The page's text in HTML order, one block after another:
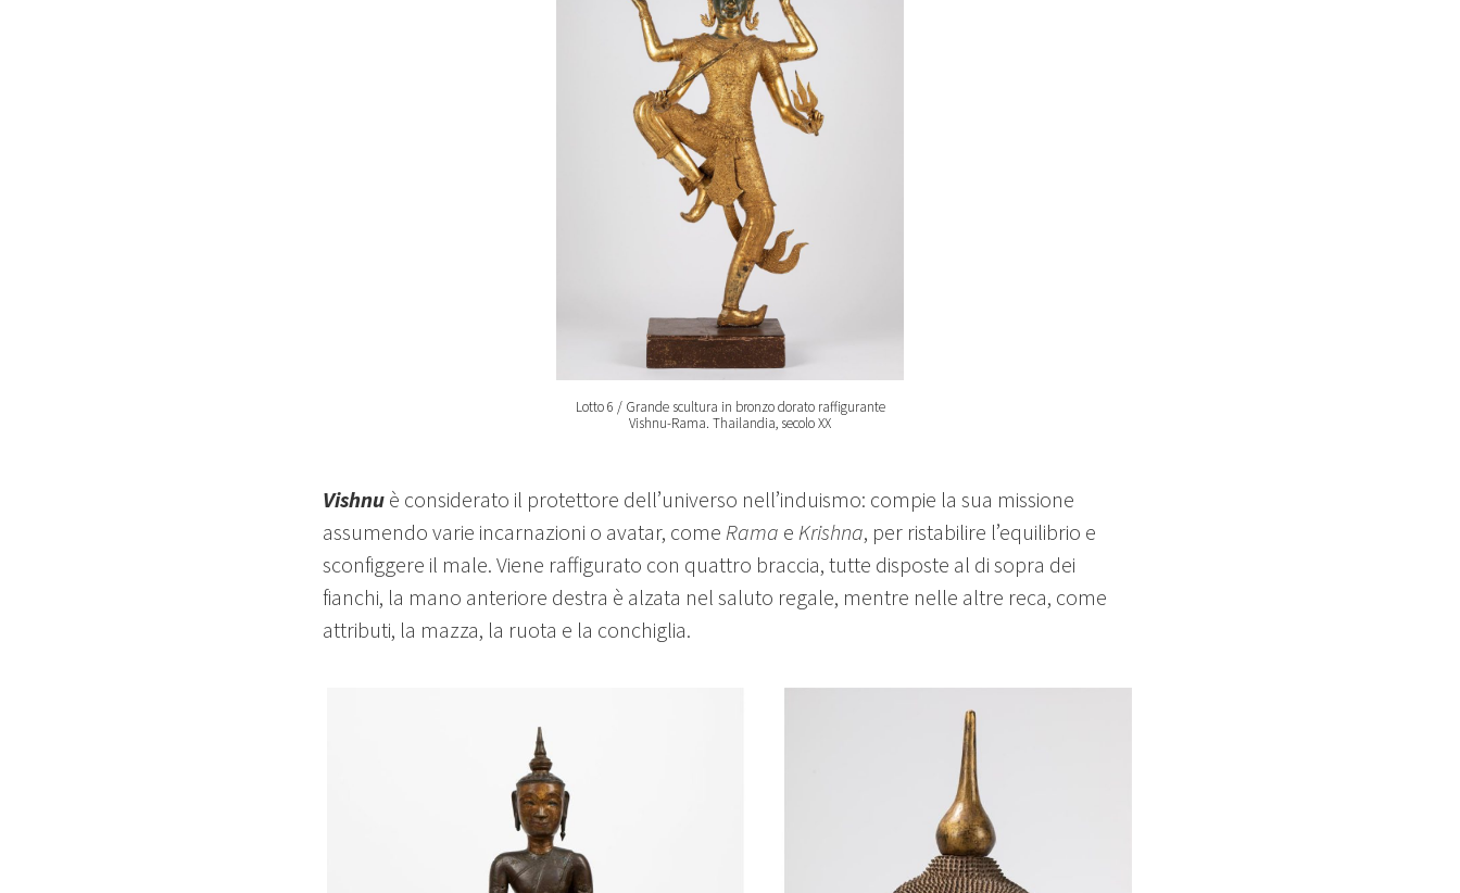
Lotto 6 / Grande scultura in bronzo dorato raffigurante
Vishnu-Rama. Thailandia, secolo XX
Vishnu è considerato il protettore dell’universo nell’induismo: compie la sua missione
assumendo varie incarnazioni o avatar, come Rama e Krishna, per ristabilire l’equilibrio e
sconfiggere il male. Viene raffigurato con quattro braccia, tutte disposte al di sopra dei
fianchi, la mano anteriore destra è alzata nel saluto regale, mentre nelle altre reca, come
attributi, la mazza, la ruota e la conchiglia.